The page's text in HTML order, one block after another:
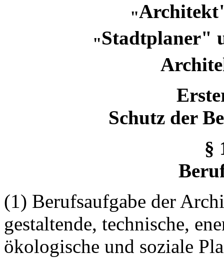
"
"Stadtplaner"
Schutz der
§
(1) Berufsaufgabe der
gestaltende, technische,
ökologische und soziale